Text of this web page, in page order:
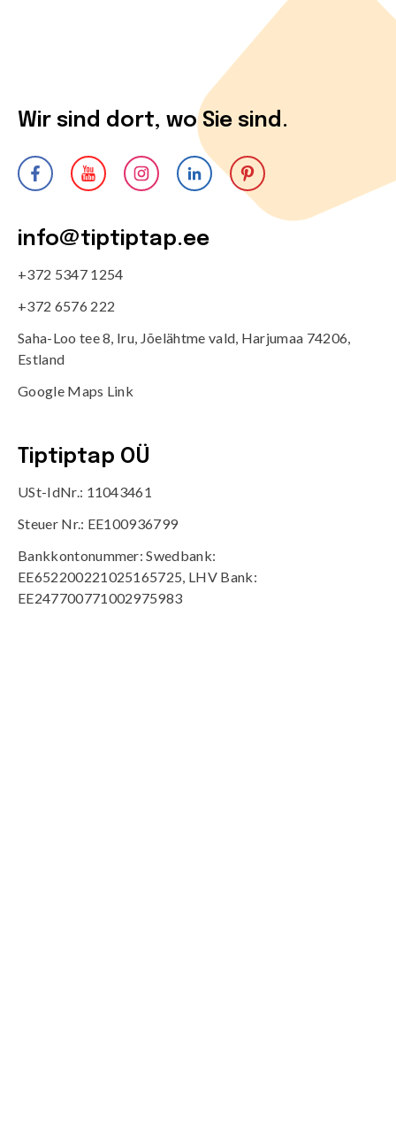
Wir sind dort, wo Sie sind.
info@tiptiptap.ee
+372 5347 1254
+372 6576 222
Saha-Loo tee 8, Iru, Jõelähtme vald, Harjumaa 74206,
Estland
Google Maps Link
Tiptiptap OÜ
USt-IdNr.: 11043461
Steuer Nr.: EE100936799
Bankkontonummer: Swedbank:
EE652200221025165725, LHV Bank:
EE247700771002975983